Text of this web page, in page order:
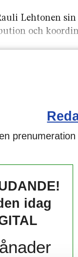
Lehtonen
och
idag